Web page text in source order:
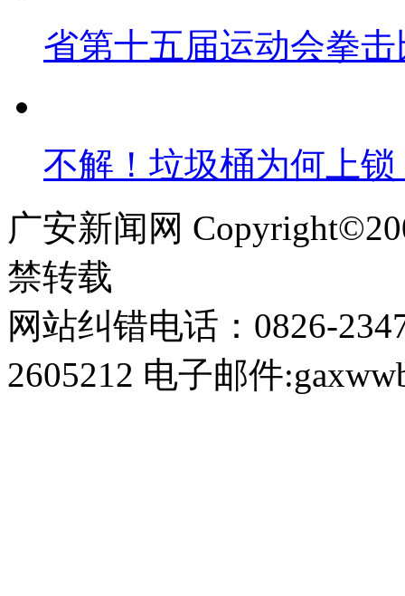
省第十五届运动会拳
不解！垃圾桶为何上锁
广安新闻网
禁转载
网站纠错电话：0826-
2605212 电子邮件